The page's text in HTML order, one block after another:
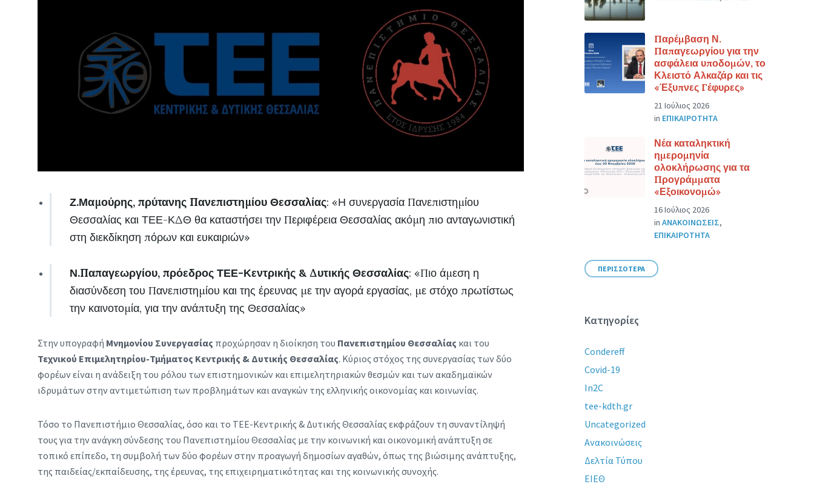
Ζ.Μαμούρης, πρύτανης Πανεπιστημίου Θεσσαλίας: «Η συνεργασία Πανεπιστημίου
Θεσσαλίας και ΤΕΕ-ΚΔΘ θα καταστήσει την Περιφέρεια Θεσσαλίας ακόμη πιο ανταγωνιστική
στη διεκδίκηση πόρων και ευκαιριών»
Ν.Παπαγεωργίου, πρόεδρος ΤΕΕ-Κεντρικής & Δυτικής Θεσσαλίας: «Πιο άμεση η
διασύνδεση του Πανεπιστημίου και της έρευνας με την αγορά εργασίας, με στόχο πρωτίστως
την καινοτομία, για την ανάπτυξη της Θεσσαλίας»
Στην υπογραφή Μνημονίου Συνεργασίας προχώρησαν η διοίκηση του Πανεπιστημίου Θεσσαλίας και του
Τεχνικού Επιμελητηρίου-Τμήματος Κεντρικής & Δυτικής Θεσσαλίας. Κύριος στόχος της συνεργασίας των δύο
φορέων είναι η ανάδειξη του ρόλου των επιστημονικών και επιμελητηριακών θεσμών και των ακαδημαϊκών
ιδρυμάτων στην αντιμετώπιση των προβλημάτων και αναγκών της ελληνικής οικονομίας και κοινωνίας.
Τόσο το Πανεπιστήμιο Θεσσαλίας, όσο και το ΤΕΕ-Κεντρικής & Δυτικής Θεσσαλίας εκφράζουν τη συναντίληψή
τους για την ανάγκη σύνδεσης του Πανεπιστημίου Θεσσαλίας με την κοινωνική και οικονομική ανάπτυξη σε
τοπικό επίπεδο, τη συμβολή των δύο φορέων στην προαγωγή δημοσίων αγαθών, όπως της βιώσιμης ανάπτυξης,
της παιδείας/εκπαίδευσης, της έρευνας, της επιχειρηματικότητας και της κοινωνικής συνοχής.
Παρέμβαση Ν.
Παπαγεωργίου για την
ασφάλεια υποδομών, το
Κλειστό Αλκαζάρ και τις
«Έξυπνες Γέφυρες»
21 Ιούλιος 2026
in ΕΠΙΚΑΙΡΟΤΗΤΑ
Νέα καταληκτική
ημερομηνία
ολοκλήρωσης για τα
Προγράμματα
«Εξοικονομώ»
16 Ιούλιος 2026
inΑΝΑΚΟΙΝΩΣΕΙΣ,
ΕΠΙΚΑΙΡΟΤΗΤΑ
ΠΕΡΙΣΣΟΤΕΡΑ
Κατηγορίες
Condereff
Covid-19
In2C
tee-kdth.gr
Uncategorized
Ανακοινώσεις
Δελτία Τύπου
ΕΙΕΘ